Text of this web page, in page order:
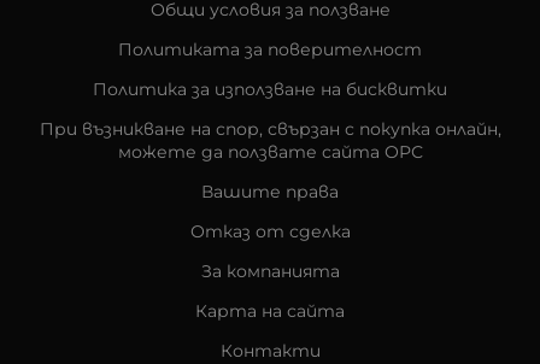
Общи условия за ползване
Политиката за поверителност
Политика за използване на бисквитки
При възникване на спор, свързан с покупка онлайн,
можете да ползвате сайта ОРС
Вашите права
Отказ от сделка
За компанията
Карта на сайта
Контакти